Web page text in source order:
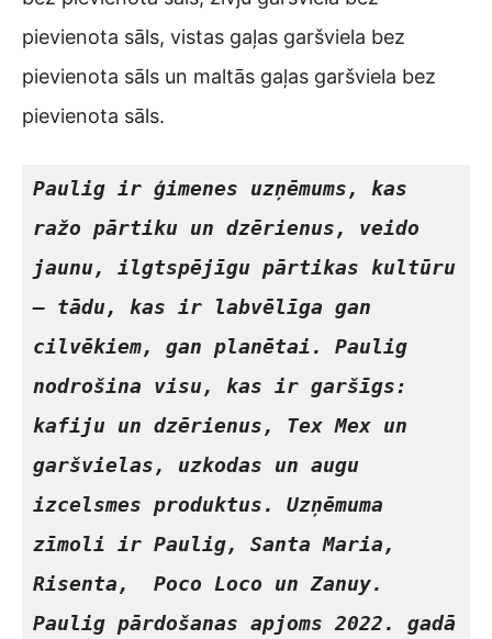
pievienota sāls, vistas gaļas garšviela bez
pievienota sāls un maltās gaļas garšviela bez
pievienota sāls.
Paulig ir ģimenes uzņēmums, kas
ražo pārtiku un dzērienus, veido
jaunu, ilgtspējīgu pārtikas kultūru
– tādu, kas ir labvēlīga gan
cilvēkiem, gan planētai. Paulig
nodrošina visu, kas ir garšīgs:
kafiju un dzērienus, Tex Mex un
garšvielas, uzkodas un augu
izcelsmes produktus. Uzņēmuma
zīmoli ir Paulig, Santa Maria,
Risenta,  Poco Loco un Zanuy.
Paulig pārdošanas apjoms 2022. gadā